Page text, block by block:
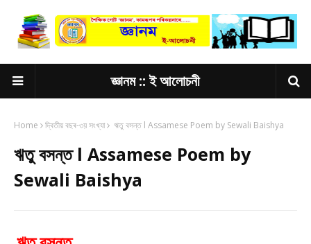
জ্ঞানম :: ই আলোচনী
Home দ্বিতীয় বছৰ-৩য় সংখ্যা ঋতু বসন্ত l Assamese Poem by Sewali Baishya
ঋতু বসন্ত l Assamese Poem by
Sewali Baishya